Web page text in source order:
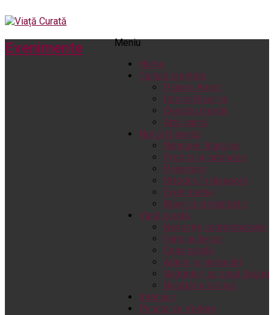
Meniu
Home
Cultură creștină
Pateric Atonit
Istoria Bisericii
Cenaclu creștin
Artă sacră
Noi și Biserica
Rânduieli liturgice
Predici și cateheze
Pelerinaje
Ortodox în diaspora
Evenimente
Biserici și mănăstiri
Viață curată
Nevoințe contemporane
Familia de azi
Casa curată
Adicții și vindecări
Gadgeturi cu două tăișuri
Bucătărie biblică
Interviuri
Puncte de Vedere
Evenimente